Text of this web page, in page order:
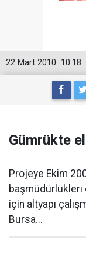
10:18
22 Mart 2010
Gümrükte
Projeye Ekim
başmüdürlükleri
için altyapı
Bursa...